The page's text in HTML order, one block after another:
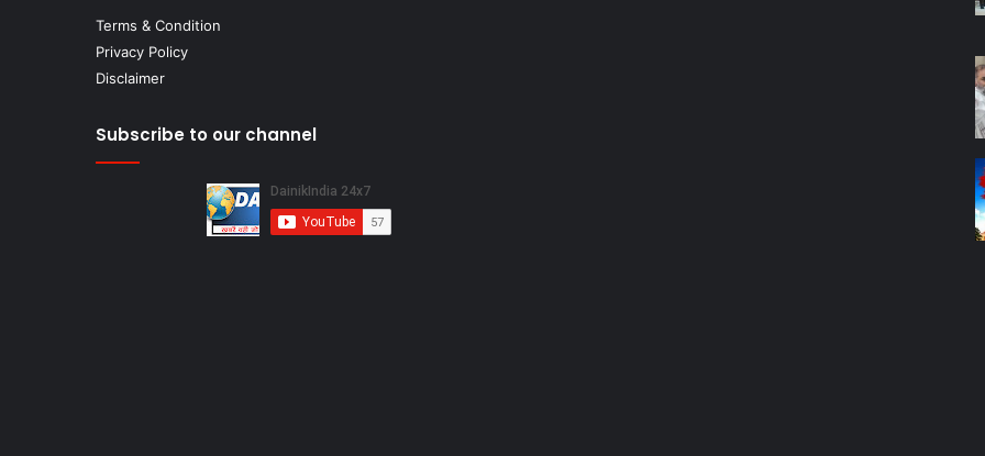
Terms & Condition
Privacy Policy
Disclaimer
Subscribe to our channel